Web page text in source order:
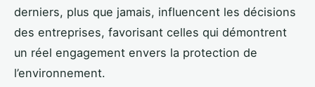
derniers, plus que jamais, influencent les décisions
des entreprises, favorisant celles qui démontrent
un réel engagement envers la protection de
l’environnement.